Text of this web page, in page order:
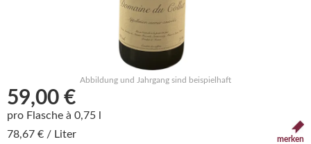
Abbildung und Jahrgang sind beispielhaft
59,00 €
pro Flasche à 0,75 l
78,67 € / Liter
merken